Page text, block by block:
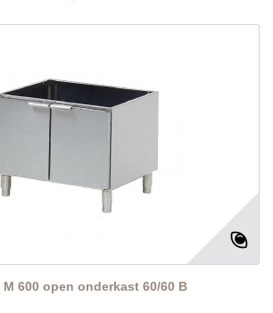
M 600 open onderkast 60/60 B